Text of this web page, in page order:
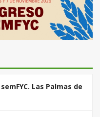
Las Palmas de